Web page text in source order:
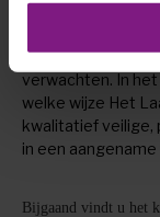
In het Generiek
bestaan’ is
zorg en wat
verwachten. In
welke wijze Het
kwalitatief veilige,
in een
Bijgaand vindt u het